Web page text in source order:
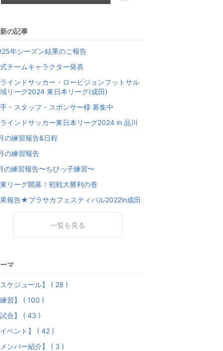
の記事
年シーズン結果のご報告
チームキャラクター発表
インドサッカー・ロービジョンフットサル
リーグ2024 東日本リーグ(成田)
・スタッフ・スポンサー様 募集中
インドサッカー東日本リーグ2024 in 品川
の練習報告&日程
の練習報告
の練習報告〜ちびっ子練習〜
リーグ開幕！初戦大勝利の巻
報告★ブラサカフェスティバル2022in成田
一覧を見る
マ
スケジュール】 ( 28 )
練習】 ( 100 )
試合】 ( 43 )
イベント】 ( 42 )
メンバー紹介】 ( 3 )